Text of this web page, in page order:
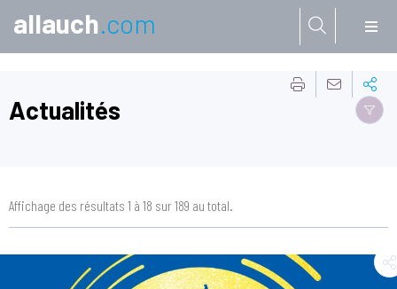
allauch.com
Actualités
Affichage des résultats 1 à 18 sur 189 au total.